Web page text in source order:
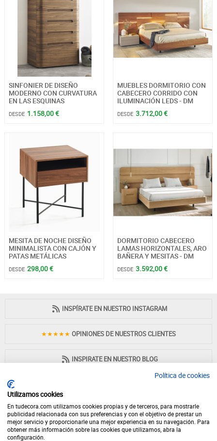
SINFONIER DE DISEÑO
MODERNO CON CURVATURA
EN LAS ESQUINAS
DESDE 1.158,00 €
MUEBLES DORMITORIO CON
CABECERO CORRIDO CON
ILUMINACIÓN LEDS - DM
DESDE 3.712,00 €
MESITA DE NOCHE DISEÑO
MINIMALISTA CON CAJÓN Y
PATAS METÁLICAS
DESDE 298,00 €
DORMITORIO CABECERO
LAMAS HORIZONTALES, ARO
BAÑERA Y MESITAS - DM
DESDE 3.592,00 €
INSPÍRATE EN NUESTRO INSTAGRAM
★★★★★ OPINIONES DE NUESTROS CLIENTES
INSPIRATE EN NUESTRO BLOG
PAGO 100% SEGURO
Política de cookies
Utilizamos cookies
En tudecora.com utilizamos cookies propias y de terceros, para mostrarle
publicidad relacionada con sus preferencias y con el objetivo de prestar un
mejor servicio y proporcionarle una mejor experiencia en su navegación. Para
obtener más información sobre las cookies que utilizamos, abra la
configuración.